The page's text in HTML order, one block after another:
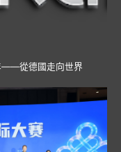
——從德國走向世界